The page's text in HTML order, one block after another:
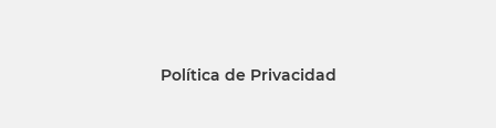
Política de Privacidad